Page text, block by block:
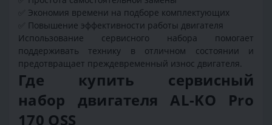
✅ Экономия времени на подборе комплектующих
✅ Повышение эффективности работы двигателя
Использование сервисного набора помогает
поддерживать технику в отличном состоянии и
предотвращает преждевременный износ двигателя.
Где купить сервисный
набор двигателя AL-KO Pro
170 QSS